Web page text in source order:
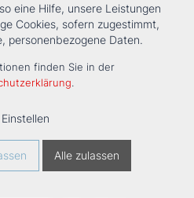
KLIMA › FANCOILS ›
FF 7M
eine Hilfe, unsere Leistungen
Cookies, sofern zugestimmt,
personenbezogene Daten.
finden Sie in der
.
Alle zulassen